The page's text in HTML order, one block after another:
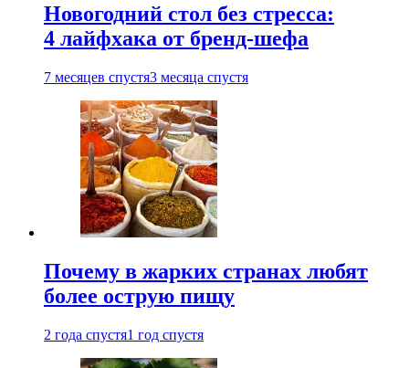
Новогодний стол без стресса:
4 лайфхака от бренд-шефа
7 месяцев спустя3 месяца спустя
Почему в жарких странах любят
более острую пищу
2 года спустя1 год спустя